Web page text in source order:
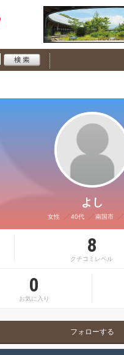
よし
女性 40代 南国市
8
クチコミレベル
0
お気に入り
フォローする